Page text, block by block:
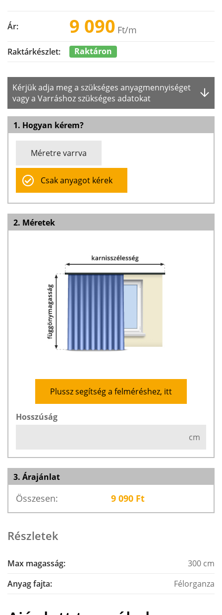
Ár: 9 090 Ft/m
Raktárkészlet: Raktáron
Kérjük adja meg a szükséges anyagmennyiséget
vagy a Varráshoz szükséges adatokat
1. Hogyan kérem?
Méretre varrva
Csak anyagot kérek
2. Méretek
Plussz segítség a felméréshez, itt
Hosszúság
cm
3. Árajánlat
Összesen: 9 090 Ft
Részletek
Max magasság:
300 cm
Anyag fajta:
Félorganza